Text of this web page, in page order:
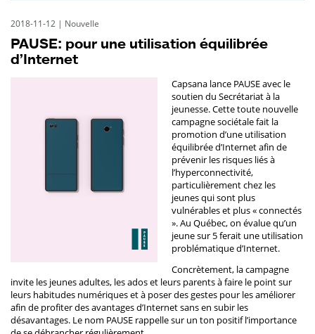
2018-11-12 | Nouvelle
PAUSE: pour une utilisation équilibrée
d’Internet
Capsana lance PAUSE avec le
soutien du Secrétariat à la
jeunesse. Cette toute nouvelle
campagne sociétale fait la
promotion d’une utilisation
équilibrée d’Internet afin de
prévenir les risques liés à
l’hyperconnectivité,
particulièrement chez les
jeunes qui sont plus
vulnérables et plus « connectés
». Au Québec, on évalue qu’un
jeune sur 5 ferait une utilisation
problématique d’Internet.
Concrètement, la campagne
invite les jeunes adultes, les ados et leurs parents à faire le point sur
leurs habitudes numériques et à poser des gestes pour les améliorer
afin de profiter des avantages d’Internet sans en subir les
désavantages. Le nom PAUSE rappelle sur un ton positif l’importance